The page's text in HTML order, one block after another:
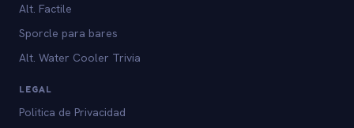
Alt. Factile
Sporcle para bares
Alt. Water Cooler Trivia
LEGAL
Politica de Privacidad